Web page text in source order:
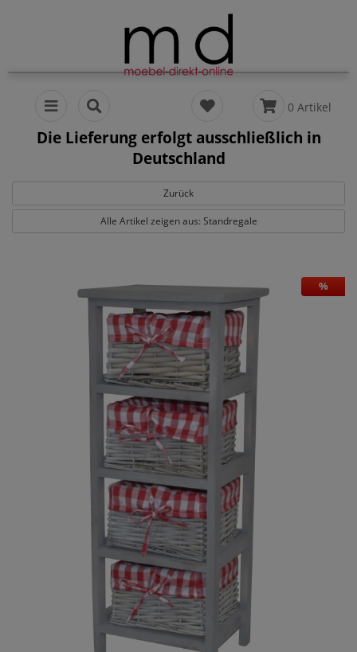
0 Artikel
Die Lieferung erfolgt ausschließlich in
Deutschland
Zurück
Alle Artikel zeigen aus: Standregale
%